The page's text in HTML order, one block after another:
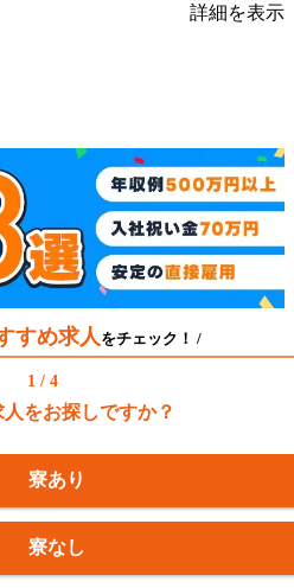
詳細を表示
すめ求人をチェック！ /
1 / 4
をお探しですか？
寮あり
寮なし